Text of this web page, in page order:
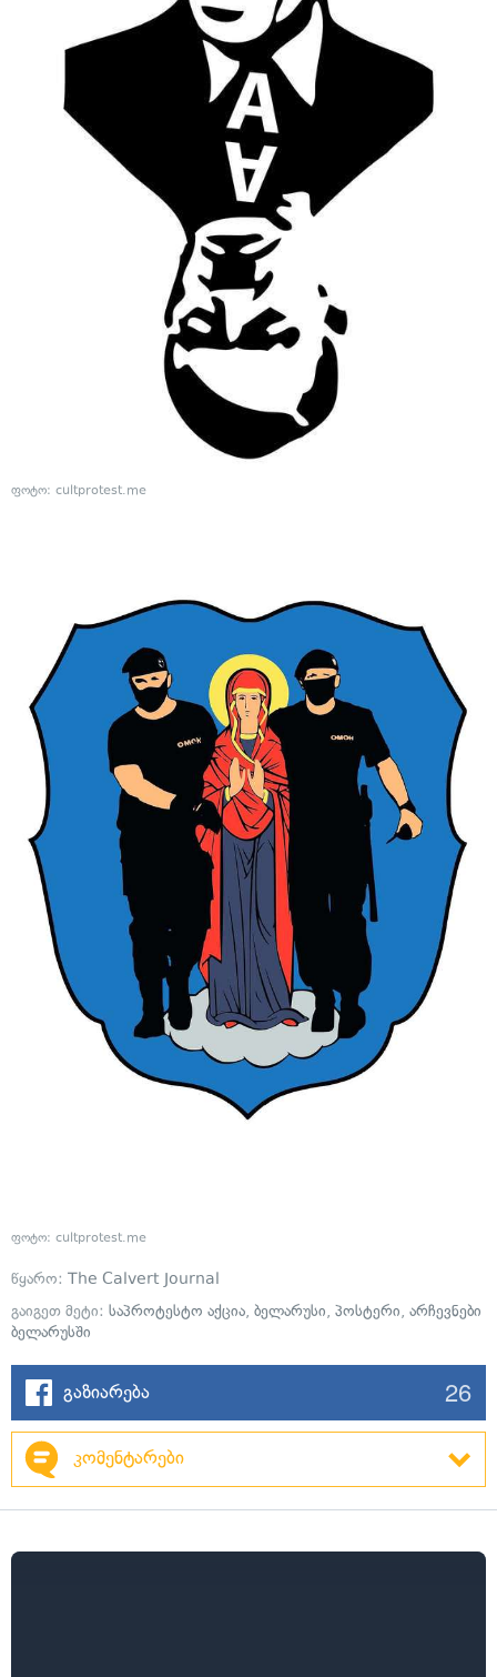
ფოტო: cultprotest.me
ფოტო: cultprotest.me
წყარო: The Calvert Journal
გაიგეთ მეტი: საპროტესტო აქცია, ბელარუსი, პოსტერი, არჩევნები
ბელარუსში
გაზიარება 26
კომენტარები